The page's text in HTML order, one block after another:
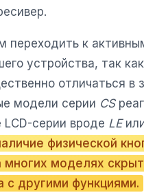
переходить к
устройства, так
отличаться в
модели серии CS
LCD-серии вроде LE
физической
многих моделях
с другими функциями.